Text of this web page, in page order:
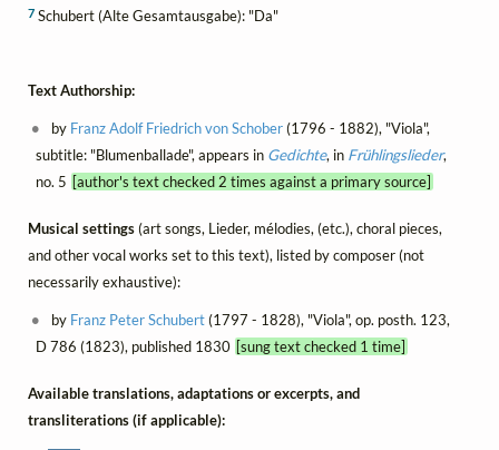
7 Schubert (Alte Gesamtausgabe): "Da"
Text Authorship:
by Franz Adolf Friedrich von Schober(1796 - 1882), "Viola",
subtitle: "Blumenballade", appears in Gedichte, in Frühlingslieder,
no. 5 [author's text checked 2 times against a primary source]
Musical settings(art songs, Lieder, mélodies, (etc.), choral pieces,
and other vocal works set to this text), listed by composer (not
necessarily exhaustive):
by Franz Peter Schubert(1797 - 1828), "Viola", op. posth. 123,
D 786 (1823), published 1830 [sung text checked 1 time]
Available translations, adaptations or excerpts, and
transliterations (if applicable):